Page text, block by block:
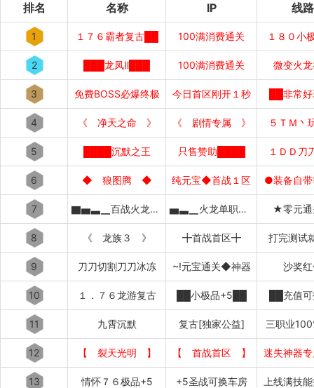
排名 名称 IP 线路
1 １７６霸者复古██ 100满消费通关 １８０小
2 ███龙凤Ⅱ███ 100满消费通关 微变火
3 免费BOSS必爆终极 今日首区刚开１秒 ██非常
4 《 净天之命 》 《 剧情专属 》 ５ＴＭ丶
5 ████沉默之王 只售赞助████ １ＤＤ刀
6 ◆ 狼图腾 ◆ 纯元宝◆首战１区 ●装备自
7 ▇▅▃▁百战火龙▁▃▅▇ ▅▃▁火龙单职业▁▃▅ ★零元
8 《 龙族３ 》 ╋首战首区╋ 打完测试
9 刀刀切割刀刀冰冻 ~!元宝通关◆神器 沙奖
10 １．７６龙游复古 ██小极品+5██ ██充值
11 九霄沉默 复古[独家公益] 三职业
12 【 裂天光明 】 【 首战首区 】 迷失神器
13 情怀７６极品+5 +5圣战可换车房 上线满技